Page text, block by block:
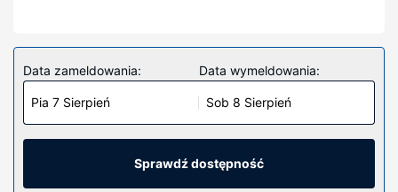
Beach.
Pokoje
Mieszkanie zapewni Ci wygodę.
Dostępne udogodnienia rekreacyjne to basen odkryty i
Data zameldowania:
Pia 7 Sierpień
Data wymeldowania:
Sob 8 Sierpień
Sprawdź dostępność